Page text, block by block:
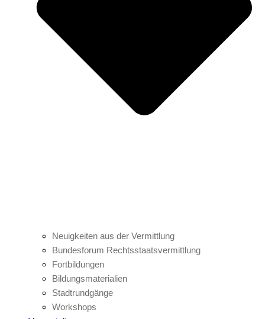
Neuigkeiten aus der Vermittlung
Bundesforum Rechtsstaatsvermittlung
Fortbildungen
Bildungsmaterialien
Stadtrundgänge
Workshops